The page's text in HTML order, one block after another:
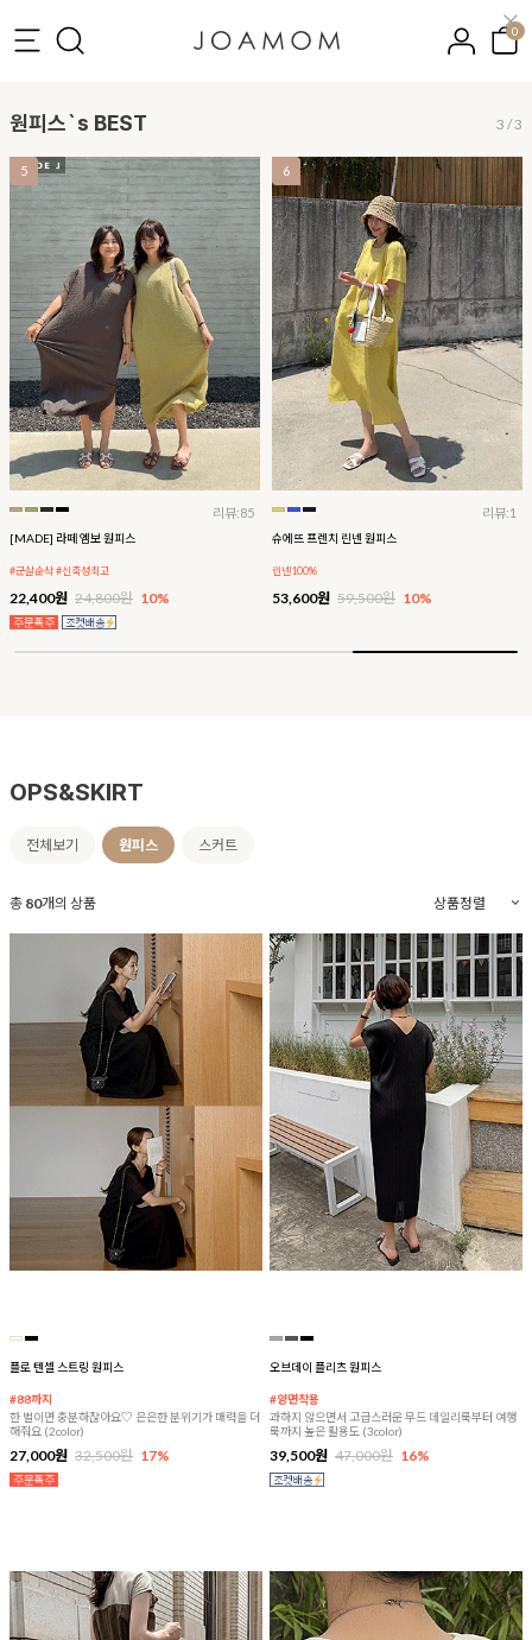
0
원피스`s BEST 3 /3
5
리뷰:85
[MADE] 라떼 엠보 원피스
#군살순삭 #신축성최고
22,400원 24,800원 10%
6
리뷰:1
슈에뜨 프렌치 린넨 원피스
린넨100%
53,600원 59,500원 10%
OPS&SKIRT
전체보기 원피스 스커트
총 80개의 상품
플로 텐셀 스트링 원피스
#88까지
한 벌이면 충분하잖아요♡ 은은한 분위기가 매력을 더
해줘요 (2color)
27,000원 32,500원 17%
오브데이 플리츠 원피스
#양면착용
과하지 않으면서 고급스러운 무드 데일리룩부터 여행
룩까지 높은 활용도 (3color)
39,500원 47,000원 16%